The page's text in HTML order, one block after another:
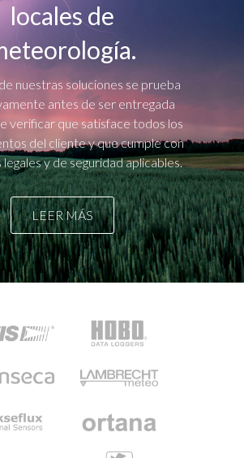
locales de
nuestras soluciones se prueba
antes de ser entregada
verificar que satisface todos los
del cliente y que cumple con
legales y de seguridad aplicables.
LEER MÁS